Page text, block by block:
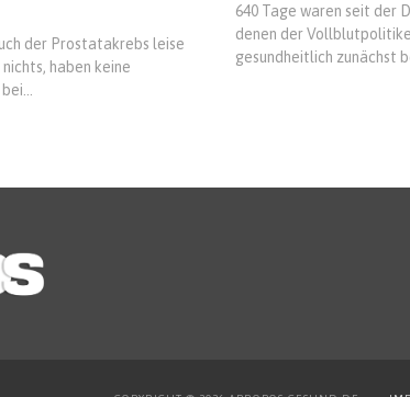
der Prostatakrebs leise
haben keine
640 Tage waren seit der
denen der
gesundheitlich zunächst